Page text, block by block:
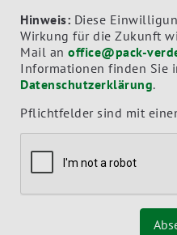
Hinweis: Diese
Wirkung für die Zukunft
Mail an office@pack-
Informationen finden Sie
Datenschutzerklärung.
Pflichtfelder sind mit